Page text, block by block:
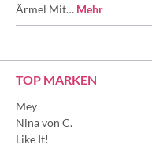
Ärmel Mit… Mehr
TOP MARKEN
Mey
Nina von C.
Like It!